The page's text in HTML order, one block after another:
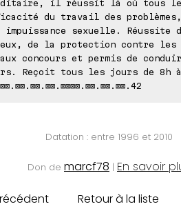
il réussit là où tous
du travail des problèmes,
impuissance sexuelle.
de la protection contre les
aux concours et permis de
Reçoit tous les jours de 8h à
Datation : entre 1996 et 2010
Don de marcf78 | En savoir
Retour à la liste